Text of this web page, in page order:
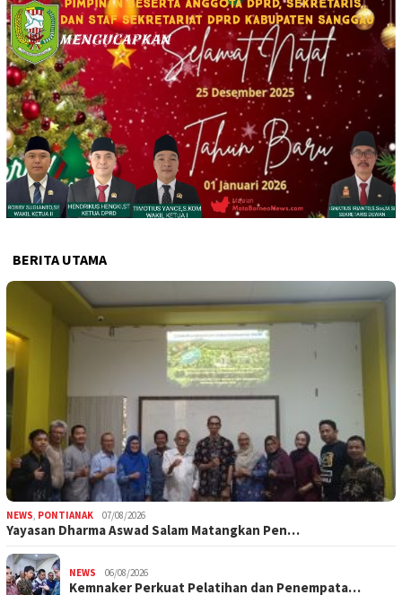
BERITA UTAMA
NEWS PONTIANAK 07/08/2026
Yayasan Dharma Aswad Salam Matangkan Pen…
NEWS 06/08/2026
Kemnaker Perkuat Pelatihan dan Penempata…